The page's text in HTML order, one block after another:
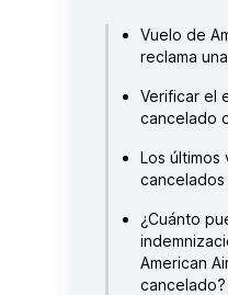
Vuelo de
reclama
Verificar el
cancelado
Los últimos
cancelados
¿Cuánto
American
cancelado?